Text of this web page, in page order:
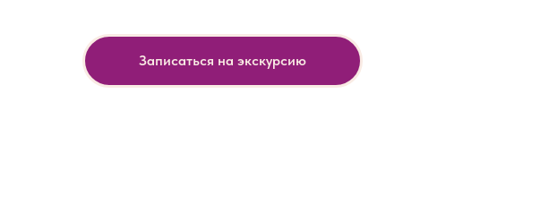
Записаться на экскурсию